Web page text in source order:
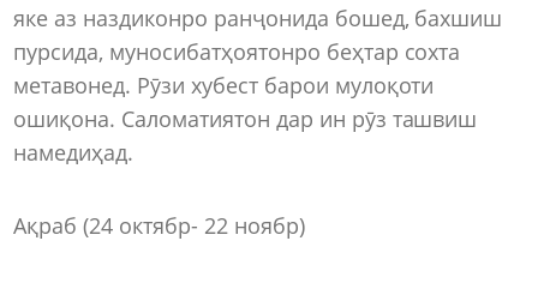
яке аз наздиконро ранҷонида бошед, бахшиш
пурсида, муносибатҳоятонро беҳтар сохта
метавонед. Рӯзи хубест барои мулоқоти
ошиқона. Саломатиятон дар ин рӯз ташвиш
намедиҳад.
Ақраб (24 октябр- 22 ноябр)